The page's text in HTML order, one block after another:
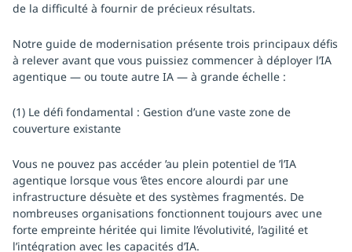
de la difficulté à fournir de précieux résultats.
Notre guide de modernisation présente trois principaux défis
à relever avant que vous puissiez commencer à déployer l’IA
agentique — ou toute autre IA — à grande échelle :
(1) Le défi fondamental : Gestion d’une vaste zone de
couverture existante
Vous ne pouvez pas accéder ’au plein potentiel de ’l’IA
agentique lorsque vous ’êtes encore alourdi par une
infrastructure désuète et des systèmes fragmentés. De
nombreuses organisations fonctionnent toujours avec une
forte empreinte héritée qui limite l’évolutivité, l’agilité et
l’intégration avec les capacités d’IA.